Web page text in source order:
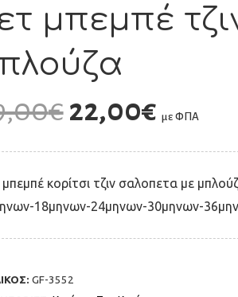
μπεμπέ
€ 22,00€ με ΦΠΑ
κορίτσι τζιν σαλοπετα με
18μηνων-24μηνων-30μηνων-
GF-3552